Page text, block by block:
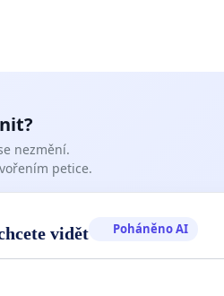
nezmění.
petice.
vidět Poháněno AI